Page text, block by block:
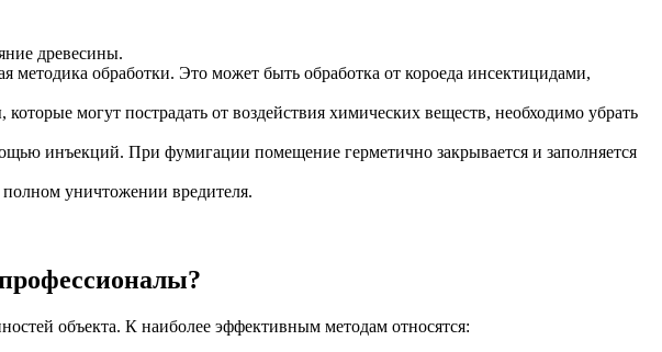
древесины.
обработки. Это может быть обработка от короеда инсектицидами,
могут пострадать от воздействия химических веществ, необходимо убрать
инъекций. При фумигации помещение герметично закрывается и заполняется
полном уничтожении вредителя.
объекта. К наиболее эффективным методам относятся: